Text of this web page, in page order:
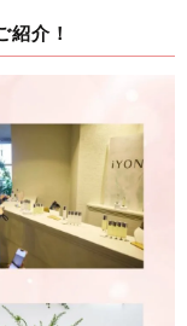
紹介！